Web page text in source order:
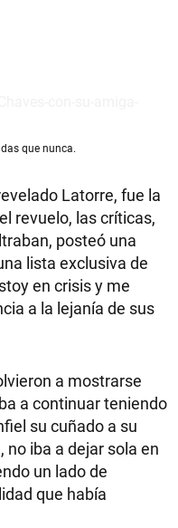
que nunca.
Latorre, fue la
revuelo, las críticas,
posteó una
lista exclusiva de
en crisis y me
a la lejanía de sus
a mostrarse
a continuar teniendo
su cuñado a su
no iba a dejar sola en
un lado de
que había